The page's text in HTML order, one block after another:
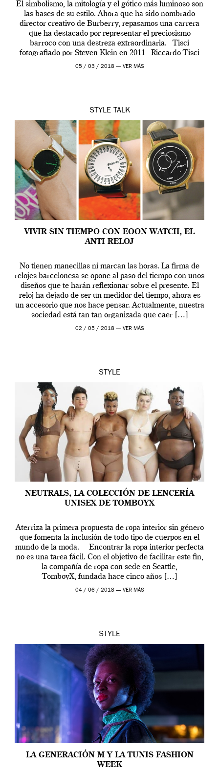
El simbolismo, la mitología y el gótico más luminoso son
las bases de su estilo. Ahora que ha sido nombrado
director creativo de Burberry, repasamos una carrera
que ha destacado por representar el preciosismo
barroco con una destreza extraordinaria. Tisci
fotografiado por Steven Klein en 2011 Riccardo Tisci
abandonó Givenchy en febrero de 2017 […]
05 / 03 / 2018 — VER MÁS
STYLE TALK
VIVIR SIN TIEMPO CON EOON WATCH, EL
ANTI RELOJ
No tienen manecillas ni marcan las horas. La firma de
relojes barcelonesa se opone al paso del tiempo con unos
diseños que te harán reflexionar sobre el presente. El
reloj ha dejado de ser un medidor del tiempo, ahora es
un accesorio que nos hace pensar. Actualmente, nuestra
sociedad está tan tan organizada que caer […]
02 / 05 / 2018 — VER MÁS
STYLE
NEUTRALS, LA COLECCIÓN DE LENCERÍA
UNISEX DE TOMBOYX
Aterriza la primera propuesta de ropa interior sin género
que fomenta la inclusión de todo tipo de cuerpos en el
mundo de la moda. Encontrar la ropa interior perfecta
no es una tarea fácil. Con el objetivo de facilitar este fin,
la compañía de ropa con sede en Seattle,
TomboyX, fundada hace cinco años […]
04 / 06 / 2018 — VER MÁS
STYLE
LA GENERACIÓN M Y LA TUNIS FASHION
WEEK